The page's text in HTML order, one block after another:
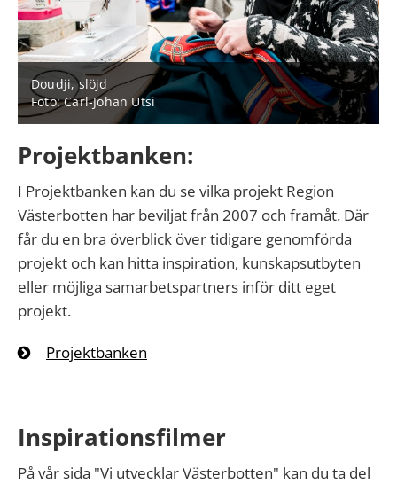
Doudji, slöjd
Foto: Carl-Johan Utsi
Projektbanken:
I Projektbanken kan du se vilka projekt Region
Västerbotten har beviljat från 2007 och framåt. Där
får du en bra överblick över tidigare genomförda
projekt och kan hitta inspiration, kunskapsutbyten
eller möjliga samarbetspartners inför ditt eget
projekt.
Projektbanken
Inspirationsfilmer
På vår sida "Vi utvecklar Västerbotten" kan du ta del